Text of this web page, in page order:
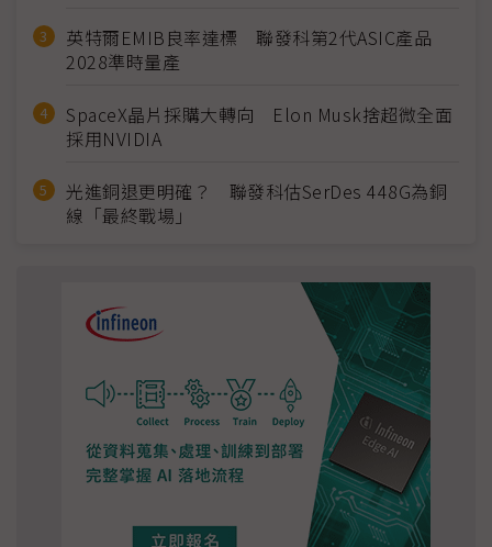
英特爾EMIB良率達標 聯發科第2代ASIC產品
2028準時量產
SpaceX晶片採購大轉向 Elon Musk捨超微全面
採用NVIDIA
光進銅退更明確？ 聯發科估SerDes 448G為銅
線「最終戰場」